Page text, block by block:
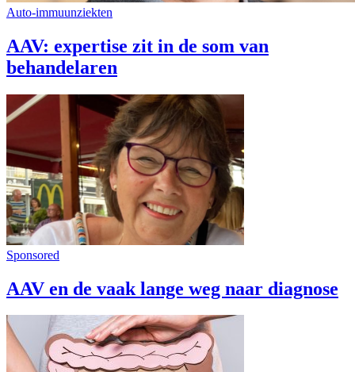
Auto-immuunziekten
AAV: expertise zit in de som van
behandelaren
Sponsored
AAV en de vaak lange weg naar diagnose